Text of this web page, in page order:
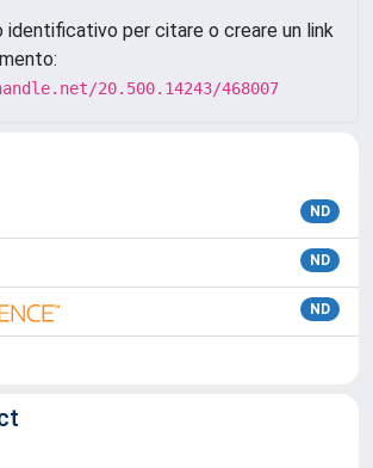
identificativo per citare o creare un link
20.500.14243/468007
ND
ND
ND